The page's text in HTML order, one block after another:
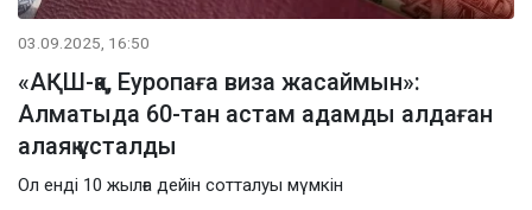
03.09.2025, 16:50
«АҚШ-қа, Еуропаға виза жасаймын»:
Алматыда 60-тан астам адамды алдаған
алаяқ ұсталды
Ол енді 10 жылға дейін сотталуы мүмкін